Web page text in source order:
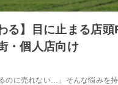
る】目に止まる店
・個人店向け
のに売れない…」そんな悩みを